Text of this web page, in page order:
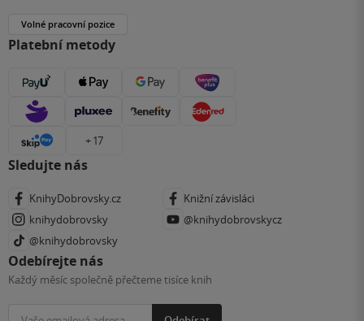
Volné pracovní pozice
Platební metody
+ 17
Sledujte nás
KnihyDobrovsky.cz
Knižní závisláci
knihydobrovsky
@knihydobrovskycz
@knihydobrovsky
Odebírejte nás
Každý měsíc společně přečteme tisíce knih